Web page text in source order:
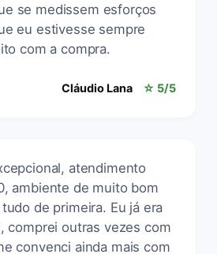
se medissem esforços
eu estivesse sempre
com a compra.
Cláudio Lana ☆ 5/5
atendimento
ambiente de muito bom
de primeira. Eu já era
comprei outras vezes com
convenci ainda mais com